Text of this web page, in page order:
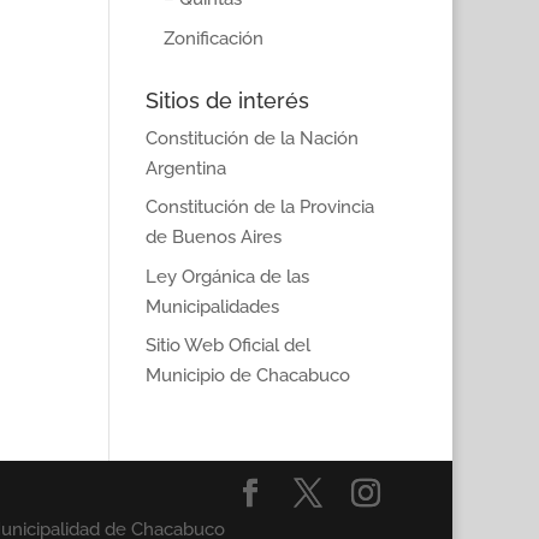
Zonificación
Sitios de interés
Constitución de la Nación
Argentina
Constitución de la Provincia
de Buenos Aires
Ley Orgánica de las
Municipalidades
Sitio Web Oficial del
Municipio de Chacabuco
de Chacabuco